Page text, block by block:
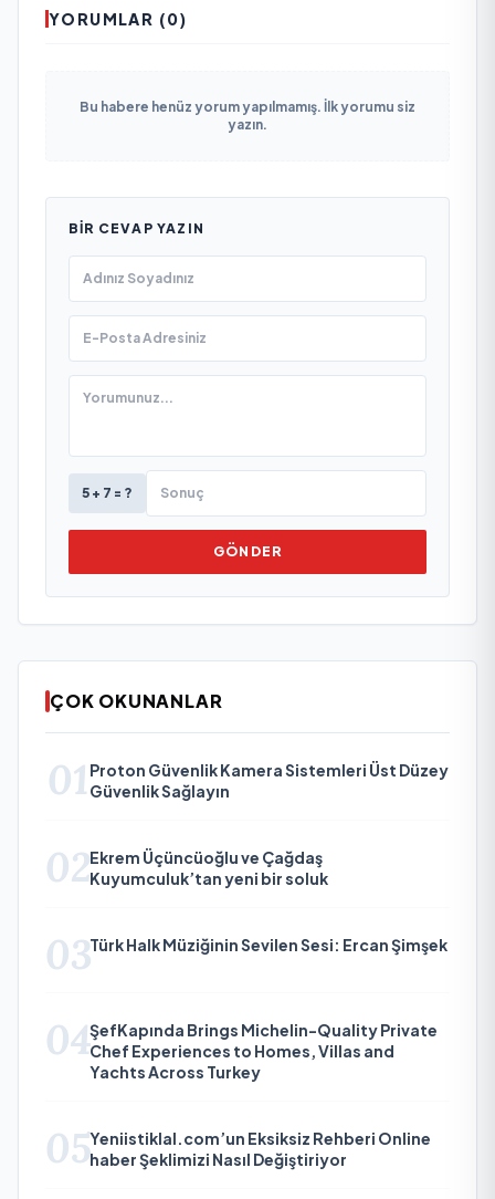
YORUMLAR (0)
Bu habere henüz yorum yapılmamış. İlk yorumu siz
yazın.
BIR CEVAP YAZIN
5 + 7 = ?
GÖNDER
ÇOK OKUNANLAR
01 Proton Güvenlik Kamera Sistemleri Üst Düzey
Güvenlik Sağlayın
02Ekrem Üçüncüoğlu ve Çağdaş
Kuyumculuk’tan yeni bir soluk
03Türk Halk Müziğinin Sevilen Sesi: Ercan Şimşek
04ŞefKapında Brings Michelin-Quality Private
Chef Experiences to Homes, Villas and
Yachts Across Turkey
05Yeniistiklal.com’un Eksiksiz Rehberi Online
haber Şeklimizi Nasıl Değiştiriyor